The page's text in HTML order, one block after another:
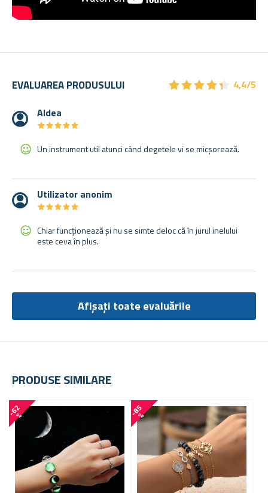
PRODUSE SIMILARE
-
6
2
% -
8
5
%
EVALUAREA PRODUSULUI ★★★★★
★★★★★
4,4/5
Aldea
★★★★★
★★★★★
Un instrument util atunci când degetele vi se micșorează.
Utilizator anonim
★★★★★
★★★★★
Chiar funcționează și nu se simte deloc că în jurul inelului
este ceva în plus.
Afișați toate evaluările